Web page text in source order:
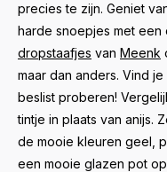
precies te zijn. Geniet
harde snoepjes met
dropstaafjes van Meenk
maar dan anders. Vind
beslist proberen!
tintje in plaats van anijs.
de mooie kleuren geel,
een mooie glazen pot